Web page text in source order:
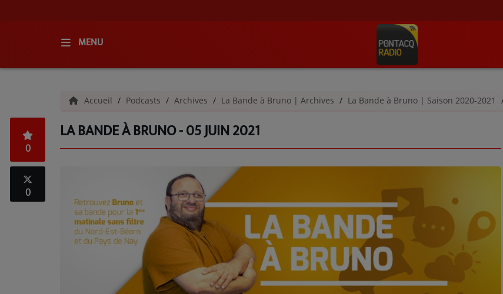
MENU
QUI SOMMES-NOUS ?
GRILLE DES PROGRAMMES
C'ÉTAIT QUOI CE TITRE ?
Accueil Podcasts Archives La Bande à Bruno | Archives La Bande à Bruno | Saison 2020-2021
LA BANDE À BRUNO - 05 JUIN 2021
0
0